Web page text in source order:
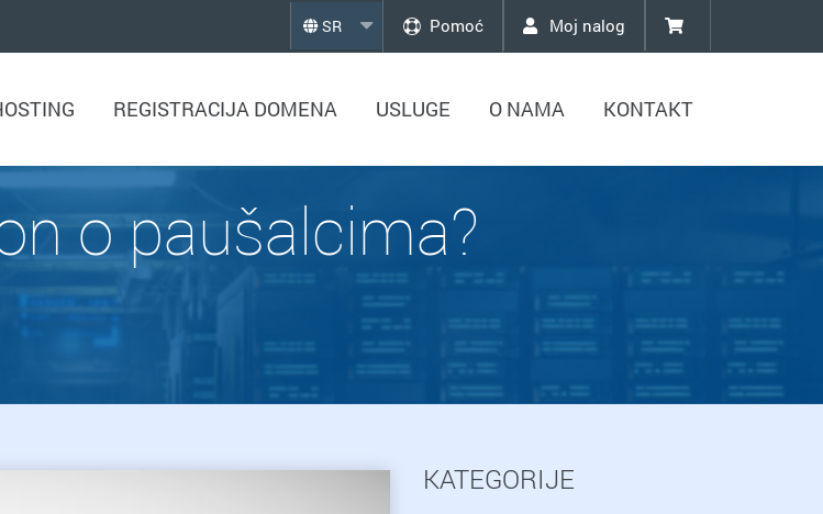
SR Pomoć Moj nalog
REGISTRACIJA DOMENA USLUGE O NAMA KONTAKT
o paušalcima?
KATEGORIJE